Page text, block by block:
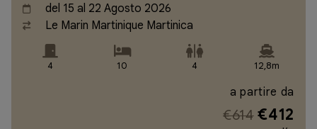
del 15 al 22 Agosto 2026
Le Marin Martinique Martinica
4 10 4 12,8m
a partire da
€614 €412